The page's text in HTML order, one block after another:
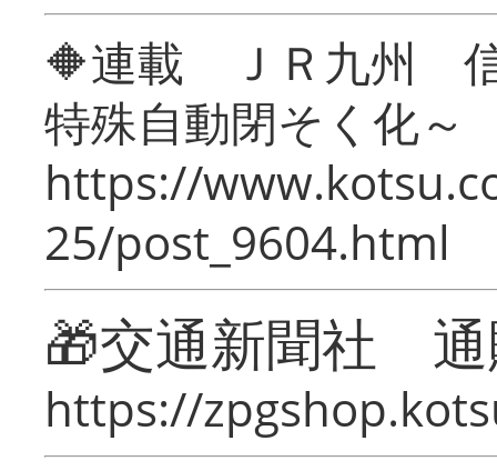
🔶連載 ＪＲ九州 信
特殊自動閉そく化～
https://
25/post_9604.html
🎁交通新聞社
https://